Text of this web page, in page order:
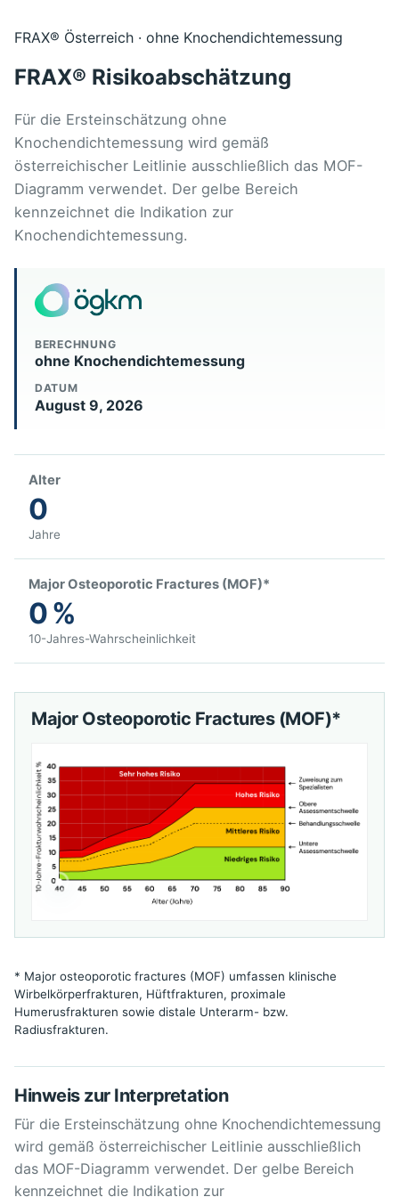
FRAX® Österreich · ohne Knochendichtemessung
FRAX® Risikoabschätzung
Für die Ersteinschätzung ohne
Knochendichtemessung wird gemäß
österreichischer Leitlinie ausschließlich das MOF-
Diagramm verwendet. Der gelbe Bereich
kennzeichnet die Indikation zur
Knochendichtemessung.
BERECHNUNG
ohne Knochendichtemessung
DATUM
August 9, 2026
Alter
0
Jahre
Major Osteoporotic Fractures (MOF)*
0 %
10-Jahres-Wahrscheinlichkeit
Major Osteoporotic Fractures (MOF)*
* Major osteoporotic fractures (MOF) umfassen klinische
Wirbelkörperfrakturen, Hüftfrakturen, proximale
Humerusfrakturen sowie distale Unterarm- bzw.
Radiusfrakturen.
Hinweis zur Interpretation
Für die Ersteinschätzung ohne Knochendichtemessung
wird gemäß österreichischer Leitlinie ausschließlich
das MOF-Diagramm verwendet. Der gelbe Bereich
kennzeichnet die Indikation zur